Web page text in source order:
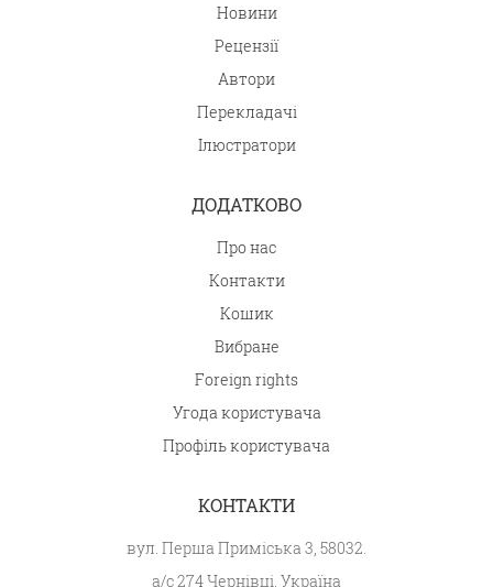
Новини
Рецензії
Автори
Перекладачі
Ілюстратори
ДОДАТКОВО
Про нас
Контакти
Кошик
Вибране
Foreign rights
Угода користувача
Профіль користувача
КОНТАКТИ
вул. Перша Приміська 3, 58032.
а/с 274 Чернівці, Україна